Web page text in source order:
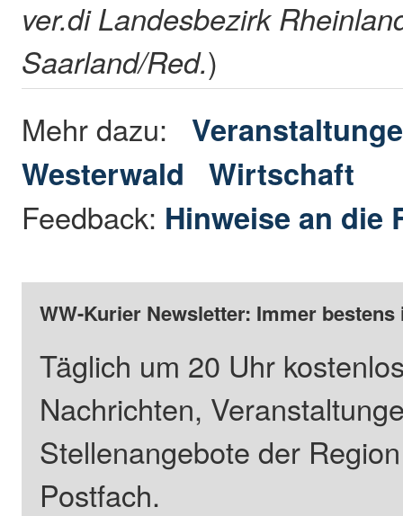
ver.di Landesbezirk
Saarland/Red.)
Mehr dazu:
Westerwald
Wirtschaft
Feedback: Hinweise an die
WW-Kurier Newsletter: Immer
Täglich um 20 Uhr
Nachrichten,
Stellenangebote der
Postfach.